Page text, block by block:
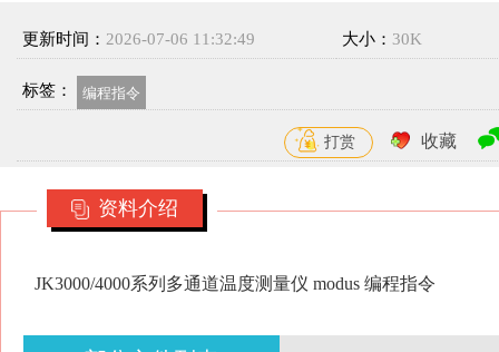
更新时间： 2026-07-06 11:32:49 大小： 30K
标签： 编程指令
打赏 收藏
资料介绍
JK3000/4000系列多通道温度测量仪 modus 编程指令